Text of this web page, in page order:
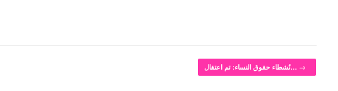
نُشطاء حقوق النساء: تم اعتقال… →